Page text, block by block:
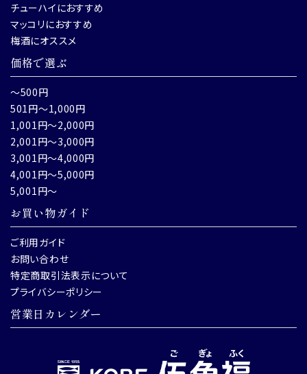
チューハイにおすすめ
マッコリにおすすめ
梅酒にオススメ
価格で選ぶ
～500円
501円～1,000円
1,001円～2,000円
2,001円～3,000円
3,001円～4,000円
4,001円～5,000円
5,001円～
お買い物ガイド
ご利用ガイド
お問い合わせ
特定商取引法表示について
プライバシーポリシー
営業日カレンダー